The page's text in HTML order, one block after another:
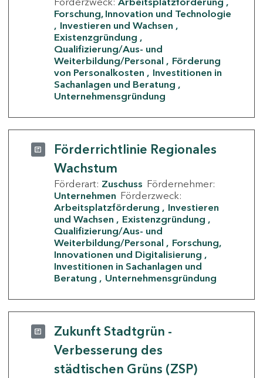
Forschung, Innovation und Technologie
Investieren und Wachsen
Existenzgründung
Qualifizierung/Aus- und
Weiterbildung/Personal
Förderung
von Personalkosten
Investitionen in
Sachanlagen und Beratung
Unternehmensgründung
Förderrichtlinie Regionales
Wachstum
Förderart: Zuschuss Fördernehmer:
Unternehmen Förderzweck:
Arbeitsplatzförderung
Investieren
und Wachsen
Existenzgründung
Qualifizierung/Aus- und
Weiterbildung/Personal
Forschung,
Innovationen und Digitalisierung
Investitionen in Sachanlagen und
Beratung
Unternehmensgründung
Zukunft Stadtgrün -
Verbesserung des
städtischen Grüns (ZSP)